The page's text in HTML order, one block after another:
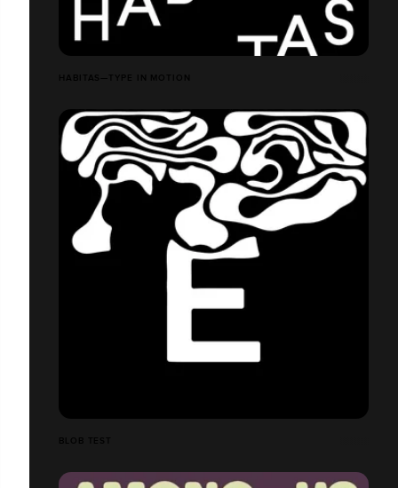
HABITAS—TYPE IN MOTION
BLOB TEST